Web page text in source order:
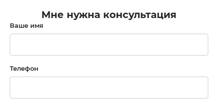
Мне нужна консультация
Ваше имя
Телефон